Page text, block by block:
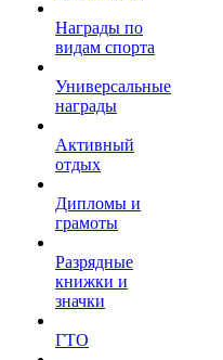
Награды по
видам спорта
Универсальные
награды
Активный
отдых
Дипломы и
грамоты
Разрядные
книжки и
значки
ГТО